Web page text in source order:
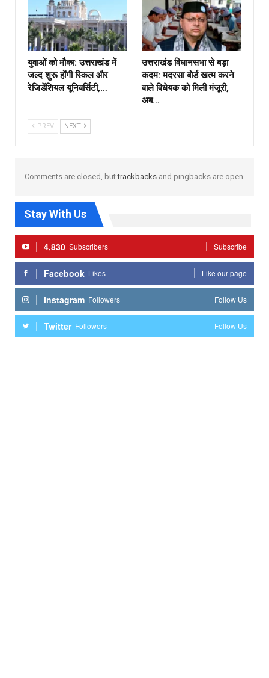
युवाओं को मौका: उत्तराखंड में
जल्द शुरू होंगी स्किल और
रेजिडेंशियल यूनिवर्सिटी,…
उत्तराखंड विधानसभा से बड़ा
कदम: मदरसा बोर्ड खत्म करने
वाले विधेयक को मिली मंजूरी,
अब…
PREV NEXT
Comments are closed, buttrackbacksand pingbacks are open.
Stay With Us
4,830 Subscribers Subscribe
Facebook Likes Like our page
Instagram Followers Follow Us
Twitter Followers Follow Us